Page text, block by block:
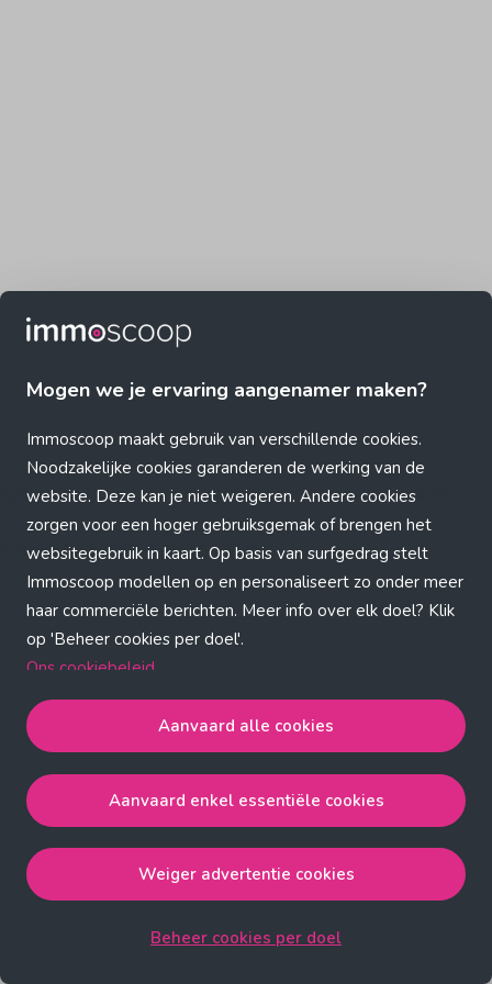
Mogen we je ervaring aangenamer maken?
Immoscoop maakt gebruik van verschillende cookies.
Noodzakelijke cookies garanderen de werking van de
website. Deze kan je niet weigeren. Andere cookies
zorgen voor een hoger gebruiksgemak of brengen het
websitegebruik in kaart. Op basis van surfgedrag stelt
Immoscoop modellen op en personaliseert zo onder meer
haar commerciële berichten. Meer info over elk doel? Klik
op 'Beheer cookies per doel'.
Ons cookiebeleid
Aanvaard alle cookiesgaat akkoord met de strict
noodzakelijke, analytische, functionele en advertentie
cookies.
de strict noodzakelijke cookies.
Weiger advertentie cookiesgaat akkoord met de strict
Aanvaard alle cookies
Aanvaard enkel essentiële cookies
Weiger advertentie cookies
Beheer cookies per doel
Application error: a client-side exception has occurred (see the
browser console for more information)